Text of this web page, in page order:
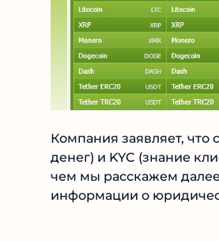
Компания заявляет, что
денег) и KYC (знание
чем мы расскажем
информации о